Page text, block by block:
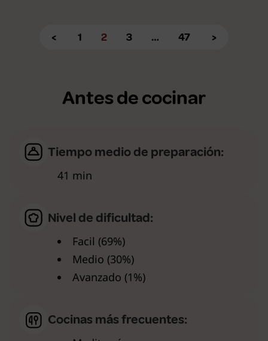
< 1 2 3 … 47 >
Antes de cocinar
Tiempo medio de preparación:
41 min
Nivel de dificultad:
Facil (69%)
Medio (30%)
Avanzado (1%)
Cocinas más frecuentes: